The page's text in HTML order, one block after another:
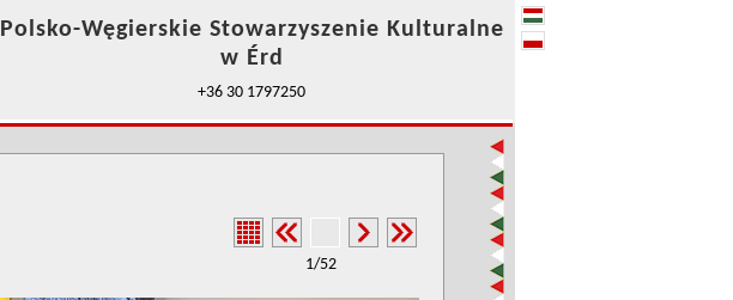
Polsko-Węgierskie Stowarzyszenie Kulturalne
w Érd
+36 30 1797250
1/52